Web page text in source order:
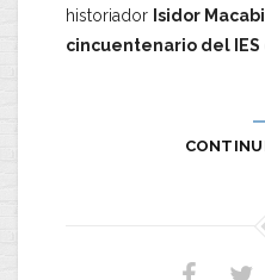
historiador Isidor
cincuentenario del